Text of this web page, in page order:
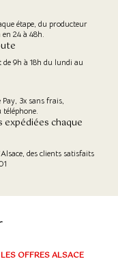
étape, du producteur
24 à 48h.
9h à 18h du lundi au
3x sans frais,
chaque
des clients satisfaits
OFFRES ALSACE